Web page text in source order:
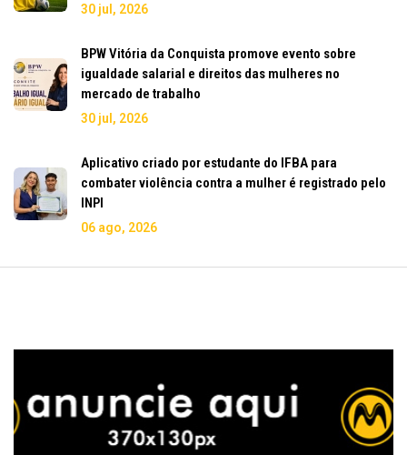
30 jul, 2026
BPW Vitória da Conquista promove evento sobre
igualdade salarial e direitos das mulheres no
mercado de trabalho
30 jul, 2026
Aplicativo criado por estudante do IFBA para
combater violência contra a mulher é registrado pelo
INPI
06 ago, 2026